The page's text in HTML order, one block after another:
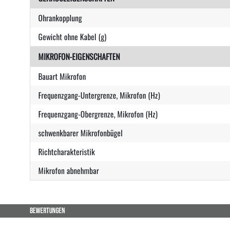
Ohrankopplung
Gewicht ohne Kabel (g)
MIKROFON-EIGENSCHAFTEN
Bauart Mikrofon
Frequenzgang-Untergrenze, Mikrofon (Hz)
Frequenzgang-Obergrenze, Mikrofon (Hz)
schwenkbarer Mikrofonbügel
Richtcharakteristik
Mikrofon abnehmbar
BEWERTUNGEN